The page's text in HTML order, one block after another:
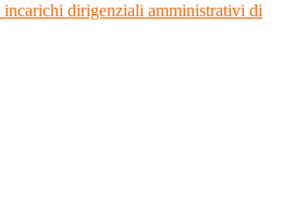
dirigenziali amministrativi di